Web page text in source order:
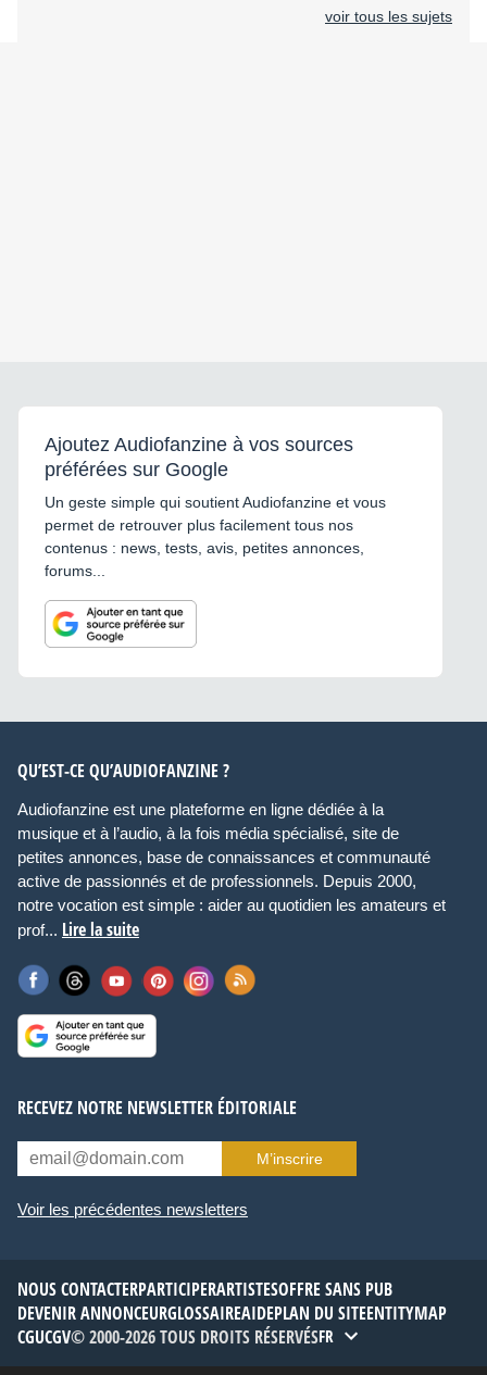
voir tous les sujets
Ajoutez Audiofanzine à vos sources
préférées sur Google
Un geste simple qui soutient Audiofanzine et vous
permet de retrouver plus facilement tous nos
contenus : news, tests, avis, petites annonces,
forums...
QU’EST-CE QU’AUDIOFANZINE ?
Audiofanzine est une plateforme en ligne dédiée à la
musique et à l’audio, à la fois média spécialisé, site de
petites annonces, base de connaissances et communauté
active de passionnés et de professionnels. Depuis 2000,
notre vocation est simple : aider au quotidien les amateurs et
prof... Lire la suite
RECEVEZ NOTRE NEWSLETTER ÉDITORIALE
M’inscrire
Voir les précédentes newsletters
NOUS CONTACTERPARTICIPERARTISTESOFFRE SANS PUB
DEVENIR ANNONCEURGLOSSAIREAIDEPLAN DU SITEENTITYMAP
CGUCGV© 2000-2026 TOUS DROITS RÉSERVÉSFR